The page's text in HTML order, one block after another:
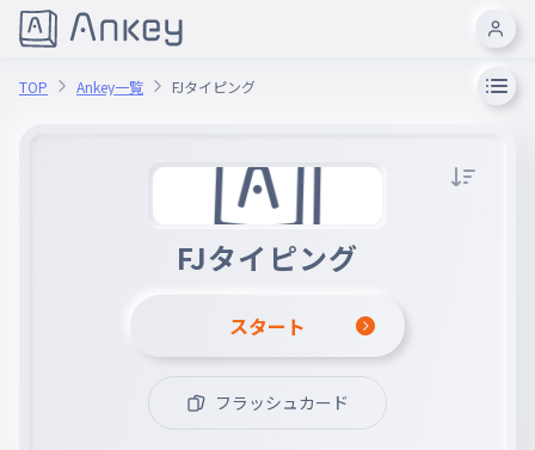
TOP Ankey一覧 FJタイピング
FJタイピング
スタート
フラッシュカード